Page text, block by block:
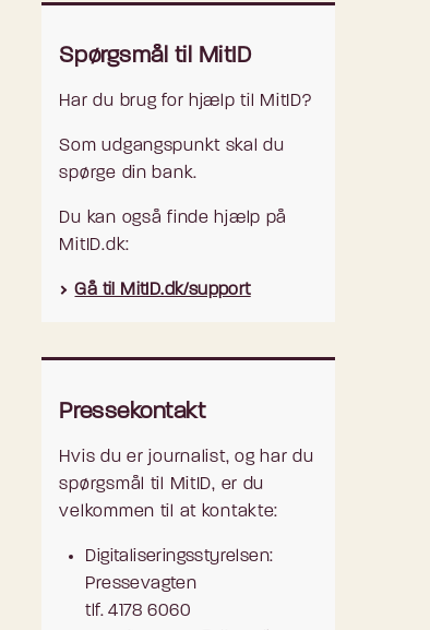
Spørgsmål til MitID
Har du brug for hjælp til MitID?
Som udgangspunkt skal du
spørge din bank.
Du kan også finde hjælp på
MitID.dk:
Gå til MitID.dk/support
Pressekontakt
Hvis du er journalist, og har du
spørgsmål til MitID, er du
velkommen til at kontakte:
Digitaliseringsstyrelsen:
Pressevagten
tlf. 4178 6060